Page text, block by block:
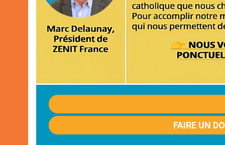
FAIRE UN